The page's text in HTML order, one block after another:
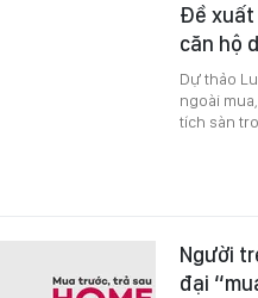
Đề xuất
căn hộ
Dự thảo
ngoài
tích sàn
Người
đại